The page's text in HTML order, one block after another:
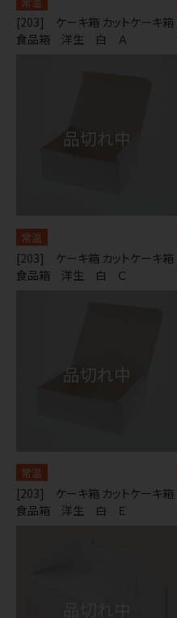
[203] ケーキ箱 カットケーキ箱
食品箱 洋生 白 Ａ
常温
[203] ケーキ箱 カットケーキ箱
食品箱 洋生 白 Ｃ
常温
[203] ケーキ箱 カットケーキ箱
食品箱 洋生 白 Ｅ